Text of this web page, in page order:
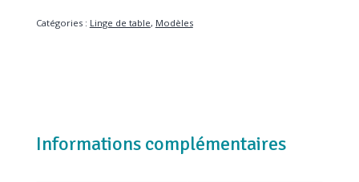
pèleboises
Catégories : Linge de table, Modèles
Informations complémentaires